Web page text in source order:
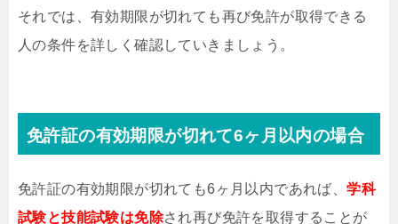
それでは、有効期限が切れても再び免許が取得できる
人の条件を詳しく確認していきましょう。
免許証の有効期限が切れて6ヶ月以内の場合
免許証の有効期限が切れても6ヶ月以内であれば、学科
試験と技能試験は免除され再び免許を取得することが